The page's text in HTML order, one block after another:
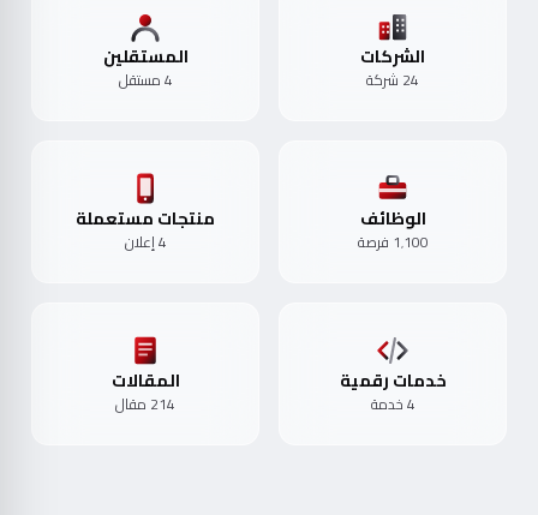
الشركات
24 شركة
المستقلين
4 مستقل
الوظائف
1٬100 فرصة
منتجات مستعملة
4 إعلان
خدمات رقمية
4 خدمة
المقالات
214 مقال